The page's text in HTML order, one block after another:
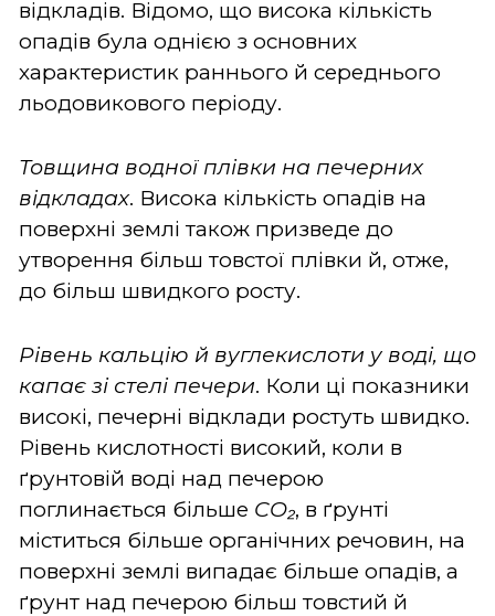
відкладів. Відомо, що висока кількість
опадів була однією з основних
характеристик раннього й середнього
льодовикового періоду.
Товщина водної плівки на печерних
відкладах. Висока кількість опадів на
поверхні землі також призведе до
утворення більш товстої плівки й, отже,
до більш швидкого росту.
Рівень кальцію й вуглекислоти у воді, що
капає зі стелі печери. Коли ці показники
високі, печерні відклади ростуть швидко.
Рівень кислотності високий, коли в
ґрунтовій воді над печерою
поглинається більше CO₂, в ґрунті
міститься більше органічних речовин, на
поверхні землі випадає більше опадів, а
ґрунт над печерою більш товстий й